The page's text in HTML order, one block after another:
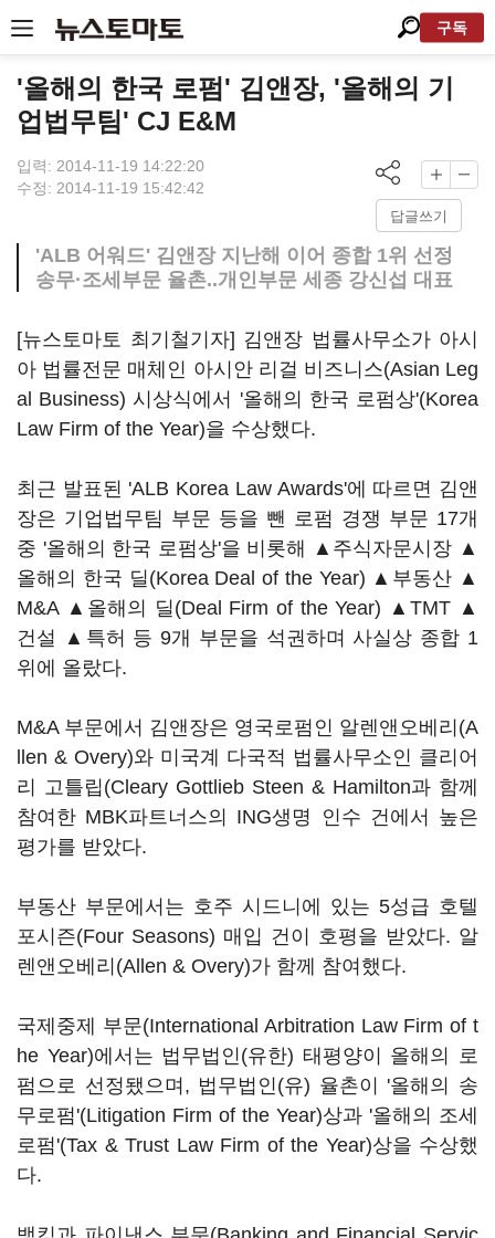
구독
'올해의 한국 로펌' 김앤장, '올해의 기
업법무팀' CJ E&M
입력: 2014-11-19 14:22:20
수정: 2014-11-19 15:42:42
답글쓰기
'ALB 어워드' 김앤장 지난해 이어 종합 1위 선정
송무·조세부문 율촌..개인부문 세종 강신섭 대표
[뉴스토마토 최기철기자] 김앤장 법률사무소가 아시
아 법률전문 매체인 아시안 리걸 비즈니스(Asian Leg
al Business) 시상식에서 '올해의 한국 로펌상'(Korea
Law Firm of the Year)을 수상했다.
최근 발표된 'ALB Korea Law Awards'에 따르면 김앤
장은 기업법무팀 부문 등을 뺀 로펌 경쟁 부문 17개
중 '올해의 한국 로펌상'을 비롯해 ▲주식자문시장 ▲
올해의 한국 딜(Korea Deal of the Year) ▲부동산 ▲
M&A ▲올해의 딜(Deal Firm of the Year) ▲TMT ▲
건설 ▲특허 등 9개 부문을 석권하며 사실상 종합 1
위에 올랐다.
M&A 부문에서 김앤장은 영국로펌인 알렌앤오베리(A
llen & Overy)와 미국계 다국적 법률사무소인 클리어
리 고틀립(Cleary Gottlieb Steen & Hamilton과 함께
참여한 MBK파트너스의 ING생명 인수 건에서 높은
평가를 받았다.
부동산 부문에서는 호주 시드니에 있는 5성급 호텔
포시즌(Four Seasons) 매입 건이 호평을 받았다. 알
렌앤오베리(Allen & Overy)가 함께 참여했다.
국제중제 부문(International Arbitration Law Firm of t
he Year)에서는 법무법인(유한) 태평양이 올해의 로
펌으로 선정됐으며, 법무법인(유) 율촌이 '올해의 송
무로펌'(Litigation Firm of the Year)상과 '올해의 조세
로펌'(Tax & Trust Law Firm of the Year)상을 수상했
다.